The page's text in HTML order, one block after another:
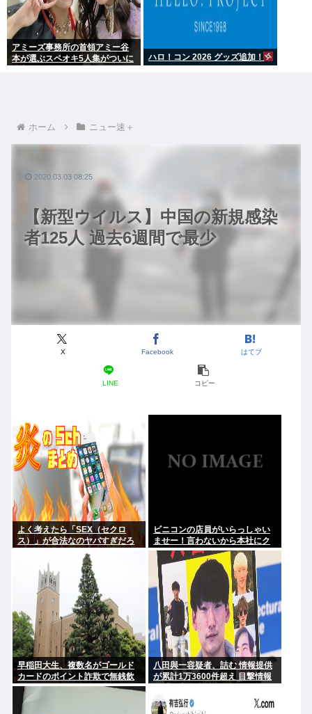
アミーズ事務所の首領アミー谷
本が選ぶスペオキ5人集がついに
ハロ！コン 2026 グッズ追加！
ホーム ニュー速＋
【新型ウイルス】中国の新規感染
者125人 過去6週間で最少
X Facebook はてブ
LINE コピー
2020.03.03 08:25
よく考えたら「SEX（セクロ
ス）」が合法なのヤバすぎだろ
ビニコンの店員がいらっしゃい
ませー！言わないから本社にク
レームいれてやりましたよ！
www
早稲田大生、複数名がゴールド
カードのポイント詐欺で無銭飲
食
八田與一容疑者、詰む 情報提供
が累計1万3600件超え 目撃情報